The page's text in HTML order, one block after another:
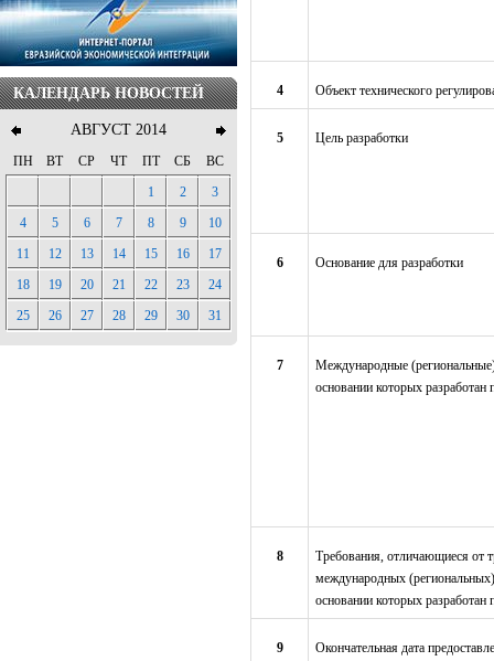
КАЛЕНДАРЬ НОВОСТЕЙ
АВГУСТ 2014
ПН ВТ СР ЧТ ПТ СБ
ВС
1
2
3
4
5 6 7 8 9
10
11
12 13 14 15 16
17
18
19 20 21 22 23
24
25
26 27 28 29 30 31
4 Объект технического
5 Цель разработки
6 Основание для разработки
7
Международные
основании которых разработан
8
Требования, отличающиеся от
международных
основании которых разработан
9
Окончательная дата